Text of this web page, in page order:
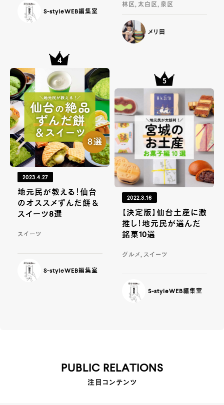
S-styleWEB編集室
林区, 太白区, 泉区
メリ田
2023.4.27
地元民が教える！仙台
のオススメずんだ餅＆
スイーツ8選
スイーツ
S-styleWEB編集室
2022.3.16
【決定版】仙台土産に激
推し！地元民が選んだ
銘菓10選
グルメ, スイーツ
S-styleWEB編集室
PUBLIC RELATIONS
注目コンテンツ